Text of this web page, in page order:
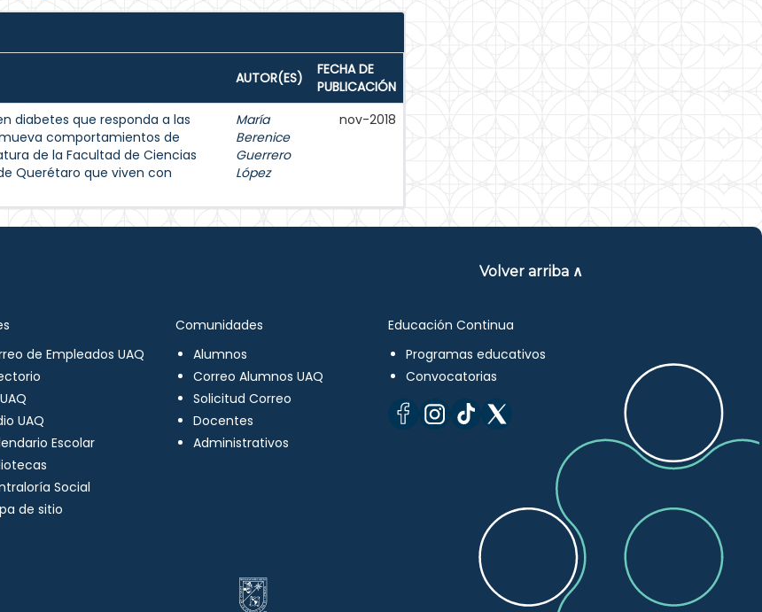
AUTOR(ES)
FECHA DE
PUBLICACIÓN
diabetes que responda a las
comportamientos de
de la Facultad de Ciencias
Querétaro que viven con
María
Berenice
Guerrero
López
nov-2018
Volver arriba ∧
de Empleados UAQ
UAQ
Escolar
Social
de sitio
Comunidades
Alumnos
Correo Alumnos UAQ
Solicitud Correo
Docentes
Administrativos
Educación Continua
Programas educativos
Convocatorias